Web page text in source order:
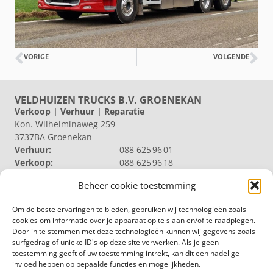
Beheer cookie toestemming
Om de beste ervaringen te bieden, gebruiken wij technologieën zoals
cookies om informatie over je apparaat op te slaan en/of te raadplegen.
Door in te stemmen met deze technologieën kunnen wij gegevens zoals
surfgedrag of unieke ID's op deze site verwerken. Als je geen
toestemming geeft of uw toestemming intrekt, kan dit een nadelige
invloed hebben op bepaalde functies en mogelijkheden.
VOLGENDE
VORIGE
VELDHUIZEN TRUCKS B.V. GROENEKAN
Verkoop | Verhuur | Reparatie
Kon. Wilhelminaweg 259
3737BA Groenekan
Verhuur:
088 625 96 01
Verkoop:
088 625 96 18
088 625 96 00
Productie | Magazijn
Nieuw Loosdrechtsedijk 40
1231 KZ Loosdrecht
Magazijn:
088 625 96 60
Algemeen:
088 625 96 00